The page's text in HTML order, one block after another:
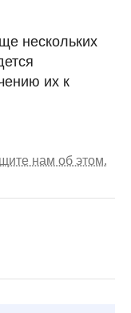
нескольких
их к
нам об этом.